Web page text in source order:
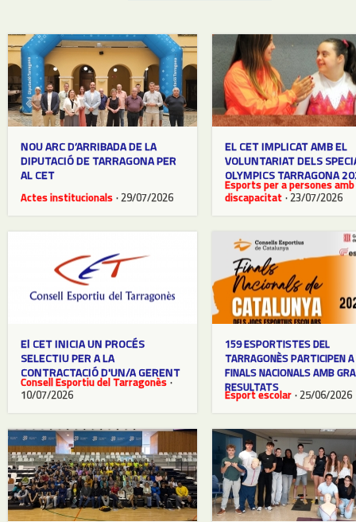
NOU ARC D’ARRIBADA DE LA
DIPUTACIÓ DE TARRAGONA PER
AL CET
Actes institucionals · 29/07/2026
EL CET IMPLICAT AMB EL
VOLUNTARIAT DELS
OLYMPICS TARRAGONA
Esports per a persones amb
discapacitat · 23/07/2026
El CET INICIA UN PROCÉS
SELECTIU PER A LA
CONTRACTACIÓ D'UN/A GERENT
Consell Esportiu del Tarragonès ·
10/07/2026
159 ESPORTISTES DEL
TARRAGONÈS PARTICIPEN
FINALS NACIONALS AMB
RESULTATS
Esport escolar · 25/06/2026